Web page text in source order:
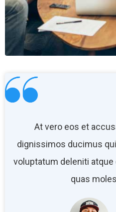
At vero eos et
dignissimos ducimus
voluptatum deleniti
quas